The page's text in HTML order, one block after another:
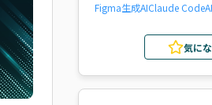
Figma生成AIClaude CodeAI
気に